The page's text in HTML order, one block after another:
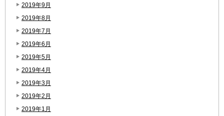
2019年9月
2019年8月
2019年7月
2019年6月
2019年5月
2019年4月
2019年3月
2019年2月
2019年1月